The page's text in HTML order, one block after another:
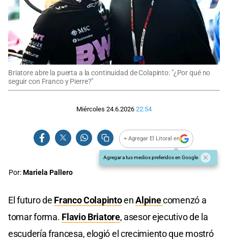
Briatore abre la puerta a la continuidad de Colapinto: "¿Por qué no
seguir con Franco y Pierre?"
Miércoles 24.6.2026 22:54
+ Agregar El Litoral en
Agregar a tus medios preferidos en Google
Por:Mariela Pallero
El futuro de Franco ColapintoenAlpinecomenzó a
tomar forma. Flavio Briatore, asesor ejecutivo de la
escudería francesa, elogió el crecimiento que mostró